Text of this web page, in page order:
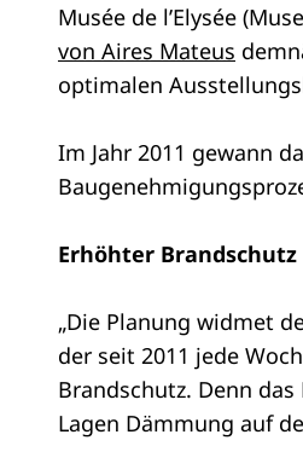
Musée de l’Elysée
von Aires Mateus
optimalen
Im Jahr 2011 gewann
Erhöhter Brandschutz
„Die Planung widmet
der seit 2011 jede
Brandschutz. Denn
Lagen Dämmung auf